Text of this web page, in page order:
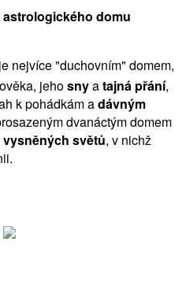
domu
nejvíce "duchovním" domem,
jehosnyatajná přání,
k pohádkám adávným
dvanáctým domem
světů, v nichž